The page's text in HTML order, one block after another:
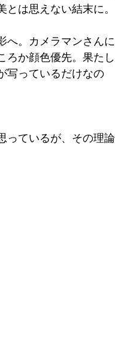
は思えない結末に。
へ。カメラマンさんに
ろか顔色優先。果たし
写っているだけなの
っているが、その理論